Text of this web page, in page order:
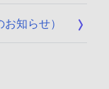
知らせ）